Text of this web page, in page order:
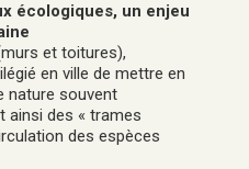
écologiques, un enjeu
et toitures),
en ville de mettre en
nature souvent
ainsi des « trames
des espèces